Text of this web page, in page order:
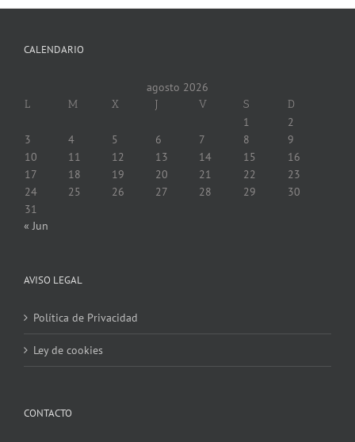
CALENDARIO
agosto 2026
L M X J V S D
1
2
3
4 5 6 7 8
9
10
11 12 13 14 15
16
17
18 19 20 21 22
23
24
25 26 27 28 29
30
31
« Jun
AVISO LEGAL
Política de Privacidad
Ley de cookies
CONTACTO